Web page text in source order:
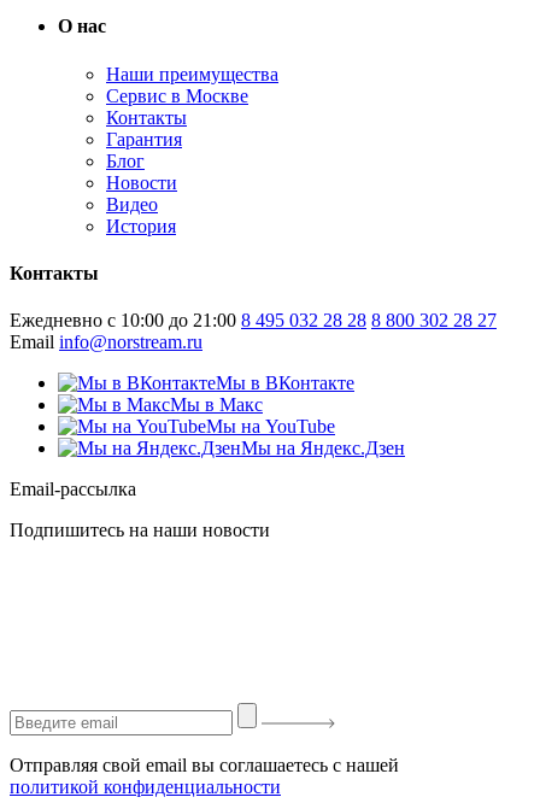
О нас
Наши преимущества
Сервис в Москве
Контакты
Гарантия
Блог
Новости
Видео
История
Контакты
Ежедневно с 10:00 до 21:00 8 495 032 28 28 8 800 302 28 27
Email info@norstream.ru
Мы в ВКонтакте
Мы в Макс
Мы на YouTube
Мы на Яндекс.Дзен
Email-рассылка
Подпишитесь на наши новости
Отправляя свой email вы соглашаетесь с нашей
политикой конфиденциальности